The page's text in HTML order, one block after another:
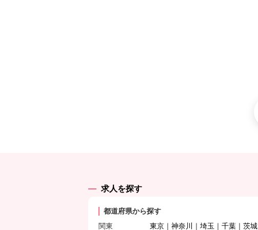
求人を探す
都道府県から探す
関東
東京 神奈川 埼玉 千葉 茨城